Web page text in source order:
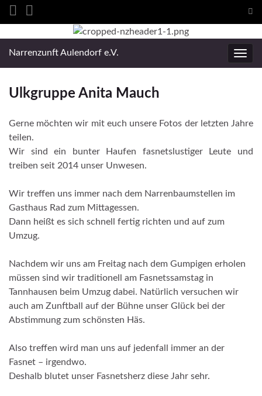
Search for:
Narrenzunft Aulendorf e.V.
Ulkgruppe Anita Mauch
Gerne möchten wir mit euch unsere Fotos der letzten Jahre
teilen.
Wir sind ein bunter Haufen fasnetslustiger Leute und
treiben seit 2014 unser Unwesen.
Wir treffen uns immer nach dem Narrenbaumstellen im
Gasthaus Rad zum Mittagessen.
Dann heißt es sich schnell fertig richten und auf zum
Umzug.
Nachdem wir uns am Freitag nach dem Gumpigen erholen
müssen sind wir traditionell am Fasnetssamstag in
Tannhausen beim Umzug dabei. Natürlich versuchen wir
auch am Zunftball auf der Bühne unser Glück bei der
Abstimmung zum schönsten Häs.
Also treffen wird man uns auf jedenfall immer an der
Fasnet – irgendwo.
Deshalb blutet unser Fasnetsherz diese Jahr sehr.